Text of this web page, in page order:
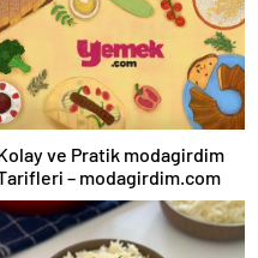
ve Pratik modagirdim
– modagirdim.com